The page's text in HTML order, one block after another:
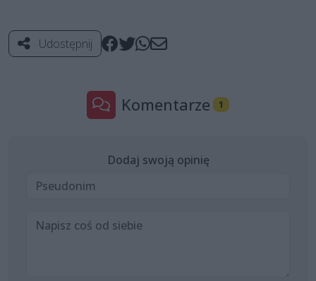
Udostępnij
Komentarze 1
Dodaj swoją opinię